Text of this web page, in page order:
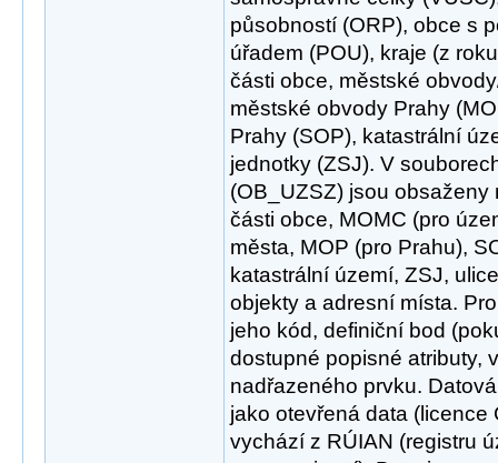
působností (ORP), obce s
úřadem (POU), kraje (z
části obce, městské
městské obvody Prahy
Prahy (SOP), katastrální
jednotky (ZSJ). V
(OB_UZSZ) jsou
části obce, MOMC (pro
města, MOP (pro Prahu),
katastrální území, ZSJ,
objekty a adresní místa.
jeho kód, definiční bod
dostupné popisné atributy,
nadřazeného prvku.
jako otevřená data (licence
vychází z RÚIAN (registru